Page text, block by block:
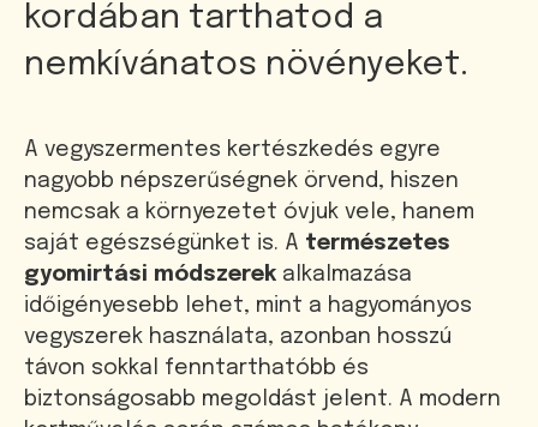
kordában tarthatod a
nemkívánatos növényeket.
A vegyszermentes kertészkedés egyre
nagyobb népszerűségnek örvend, hiszen
nemcsak a környezetet óvjuk vele, hanem
saját egészségünket is. A természetes
gyomirtási módszerek alkalmazása
időigényesebb lehet, mint a hagyományos
vegyszerek használata, azonban hosszú
távon sokkal fenntarthatóbb és
biztonságosabb megoldást jelent. A modern